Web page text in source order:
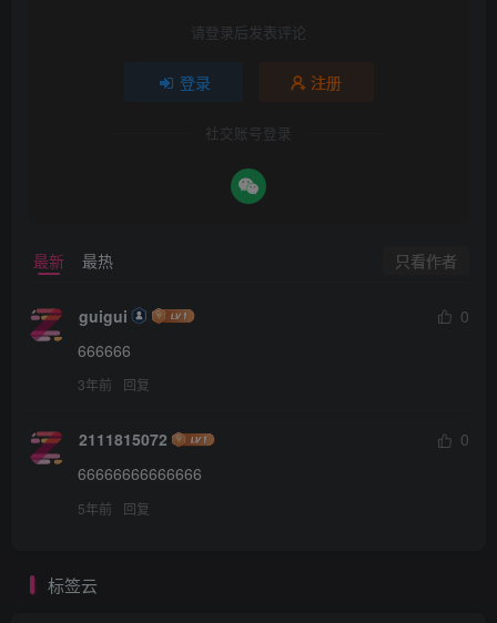
请登录后发表评论
登录 注册
社交账号登录
最新 最热 只看作者
guigui
0
666666
3年前 回复
2111815072
0
66666666666666
5年前 回复
标签云